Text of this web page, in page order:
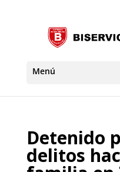
Detenido
delitos